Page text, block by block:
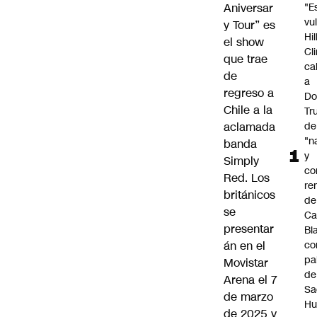
Aniversar
y Tour” es
el show
que trae
de
regreso a
Chile a la
aclamada
banda
Simply
Red. Los
británicos
se
presentar
án en el
Movistar
Arena el 7
de marzo
de 2025 y
a
de
y
de